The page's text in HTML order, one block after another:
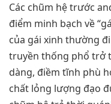
Các chũm hệ trước
điểm minh bạch về
của gái xinh thường
truyền thống phổ trở
dàng, điềm tĩnh phù
chất lỏng lượng đạo